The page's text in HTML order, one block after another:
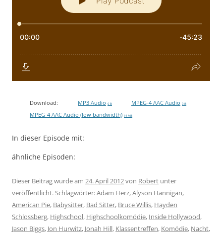
Download: MP3 Audio 0 B MPEG-4 AAC Audio 0 B
MPEG-4 AAC Audio (low bandwidth) 14 MB
In dieser Episode mit:
ähnliche Episoden:
Dieser Beitrag wurde am 24. April 2012von Robert unter
veröffentlicht. Schlagwörter:Adam Herz,Alyson Hannigan,
American Pie, Babysitter, Bad Sitter, Bruce Willis, Hayden
Schlossberg, Highschool, Highschoolkomödie, Inside Hollywood,
Jason Biggs, Jon Hurwitz, Jonah Hill, Klassentreffen, Komödie, Nacht,